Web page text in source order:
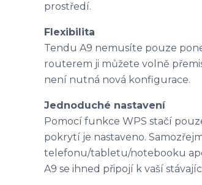
prostředí.
Flexibilita
Tendu A9 nemusíte pouze
routerem ji můžete volně
není nutná nová konfigurace.
Jednoduché nastavení
Pomocí funkce WPS stačí
pokrytí je nastaveno.
telefonu/tabletu/notebooku
A9 se ihned připojí k vaší